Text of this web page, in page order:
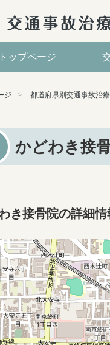
トップページ
ジ 都道府県別交通事故治
かどわき接
き接骨院の詳細情